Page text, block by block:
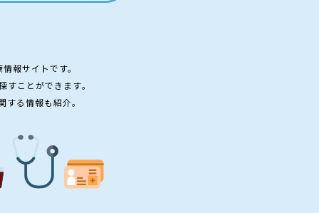
報サイトです。
ことができます。
る情報も紹介。